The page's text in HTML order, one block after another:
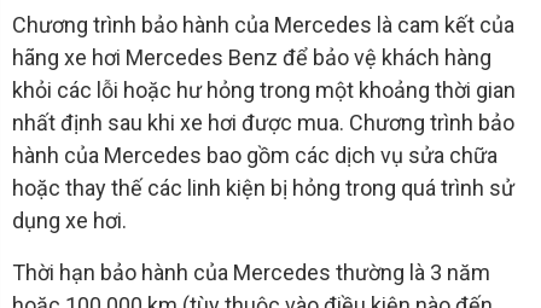
Chương trình bảo hành của Mercedes là cam kết của
hãng xe hơi Mercedes Benz để bảo vệ khách hàng
khỏi các lỗi hoặc hư hỏng trong một khoảng thời gian
nhất định sau khi xe hơi được mua. Chương trình bảo
hành của Mercedes bao gồm các dịch vụ sửa chữa
hoặc thay thế các linh kiện bị hỏng trong quá trình sử
dụng xe hơi.
Thời hạn bảo hành của Mercedes thường là 3 năm